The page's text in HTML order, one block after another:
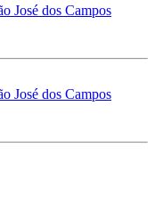
José dos Campos
José dos Campos